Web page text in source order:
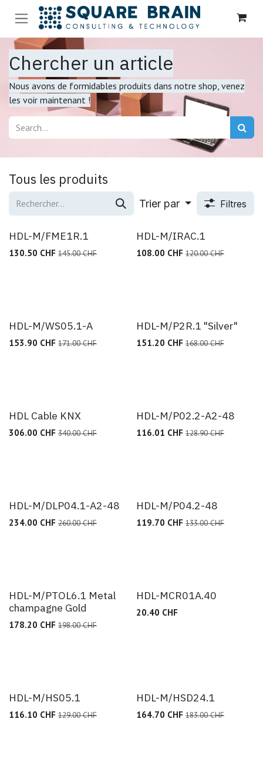
Se rendre au contenu
Chercher un article
Nous avons de formidables produits dans notre shop, venez
les voir maintenant !
Tous les produits
Trier par Filtres
HDL-M/FME1R.1
130.50 CHF 145.00CHF
HDL-M/IRAC.1
108.00 CHF 120.00CHF
HDL-M/WS05.1-A
153.90 CHF 171.00CHF
HDL-M/P2R.1 "Silver"
151.20 CHF 168.00CHF
HDL Cable KNX
306.00 CHF 340.00CHF
HDL-M/P02.2-A2-48
116.01 CHF 128.90CHF
HDL-M/DLP04.1-A2-48
234.00 CHF 260.00CHF
HDL-M/P04.2-48
119.70 CHF 133.00CHF
HDL-M/PTOL6.1 Metal
champagne Gold
178.20 CHF 198.00CHF
HDL-MCR01A.40
20.40 CHF
HDL-M/HS05.1
116.10 CHF 129.00CHF
HDL-M/HSD24.1
164.70 CHF 183.00CHF